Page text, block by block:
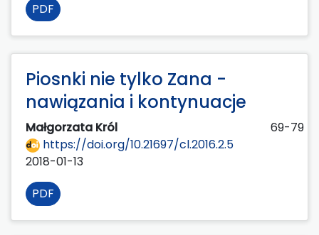
PDF
Piosnki nie tylko Zana -
nawiązania i kontynuacje
Małgorzata Król
69-79
https://doi.org/10.21697/cl.2016.2.5
2018-01-13
PDF